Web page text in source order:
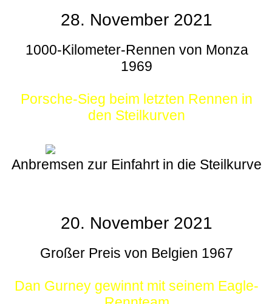
28. November 2021
1000-Kilometer-Rennen von Monza
1969
Porsche-Sieg beim letzten Rennen in
den Steilkurven
Anbremsen zur Einfahrt in die Steilkurve
20. November 2021
Großer Preis von Belgien 1967
Dan Gurney gewinnt mit seinem Eagle-